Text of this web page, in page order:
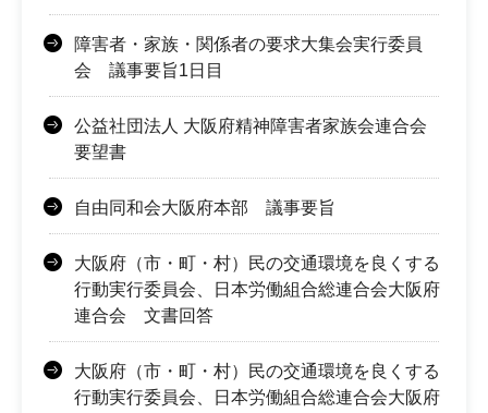
障害者・家族・関係者の要求大集会実行委員
会 議事要旨1日目
公益社団法人 大阪府精神障害者家族会連合会
要望書
自由同和会大阪府本部 議事要旨
大阪府（市・町・村）民の交通環境を良くする
行動実行委員会、日本労働組合総連合会大阪府
連合会 文書回答
大阪府（市・町・村）民の交通環境を良くする
行動実行委員会、日本労働組合総連合会大阪府